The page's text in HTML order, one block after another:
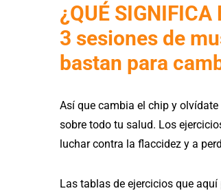
¿QUÉ
3 sesiones de
bastan para
Así que cambia el chip y
sobre todo tu salud. Los
luchar contra la flaccidez y a
Las tablas de ejercicios que